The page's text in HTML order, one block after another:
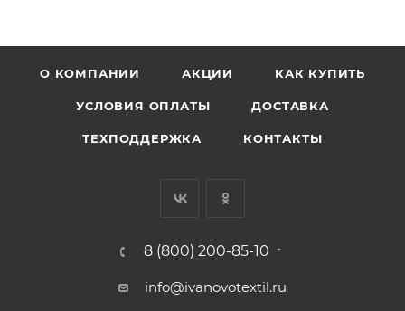
О КОМПАНИИ АКЦИИ КАК КУПИТЬ
УСЛОВИЯ ОПЛАТЫ ДОСТАВКА
ТЕХПОДДЕРЖКА КОНТАКТЫ
8 (800) 200-85-10
info@ivanovotextil.ru